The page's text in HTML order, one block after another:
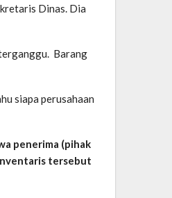
Dinas. Dia
Barang
siapa perusahaan
penerima (pihak
tersebut